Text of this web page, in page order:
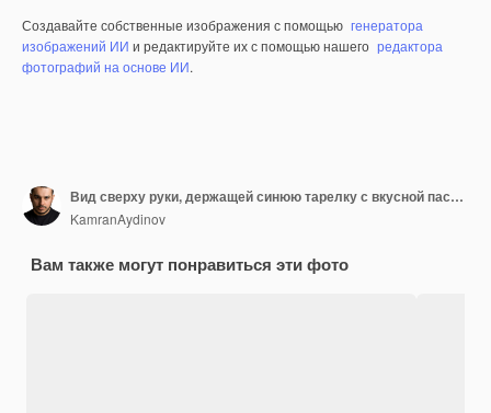
Создавайте собственные изображения с помощью генератора
изображений ИИ и редактируйте их с помощью нашего редактора
фотографий на основе ИИ.
Вид сверху руки, держащей синюю тарелку с вкусной пастой, подаваемой с помидорами и мясом на ужин на коричневом полотенце и его ингредиентах
KamranAydinov
Вам также могут понравиться эти фото